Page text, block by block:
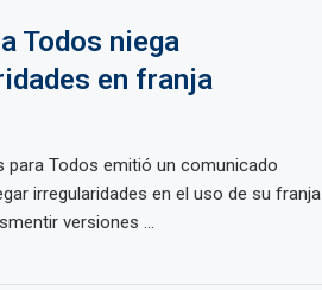
Todos niega
en franja
para Todos emitió un comunicado
irregularidades en el uso de su franja
versiones ...